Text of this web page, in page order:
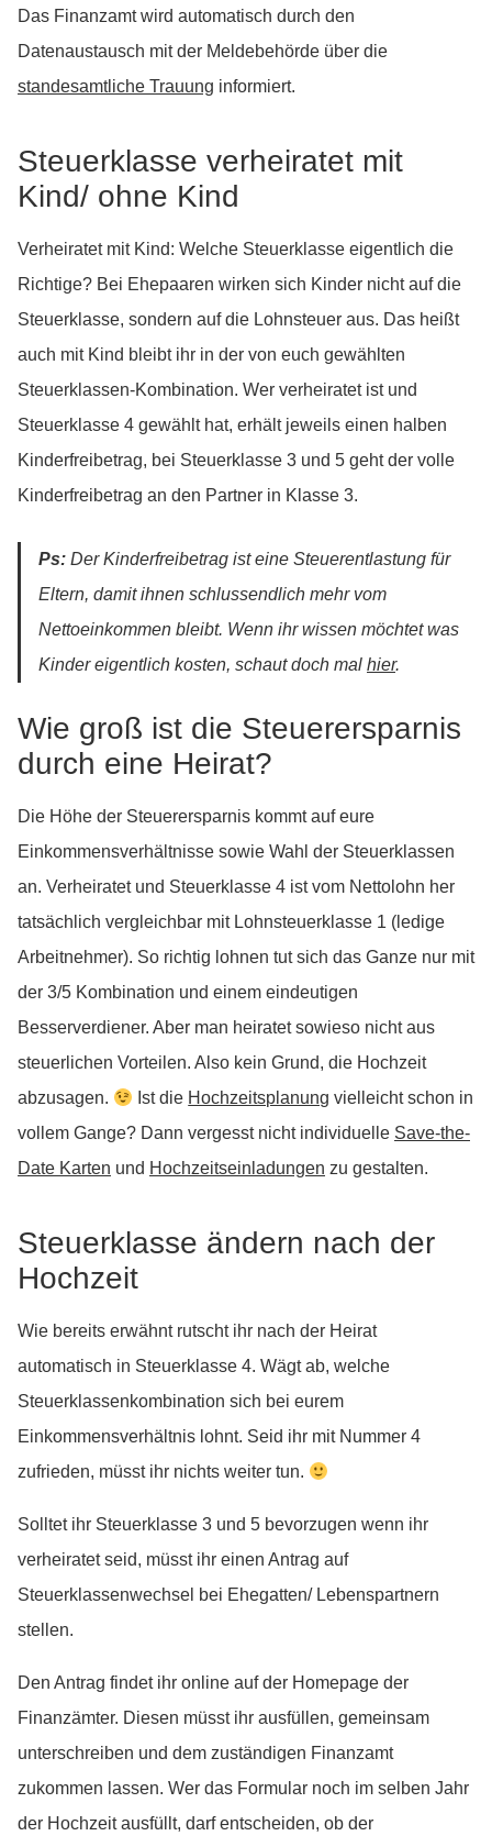
Das Finanzamt wird automatisch durch den
Datenaustausch mit der Meldebehörde über die
standesamtliche Trauung informiert.
Steuerklasse verheiratet mit
Kind/ ohne Kind
Verheiratet mit Kind: Welche Steuerklasse eigentlich die
Richtige? Bei Ehepaaren wirken sich Kinder nicht auf die
Steuerklasse, sondern auf die Lohnsteuer aus. Das heißt
auch mit Kind bleibt ihr in der von euch gewählten
Steuerklassen-Kombination. Wer verheiratet ist und
Steuerklasse 4 gewählt hat, erhält jeweils einen halben
Kinderfreibetrag, bei Steuerklasse 3 und 5 geht der volle
Kinderfreibetrag an den Partner in Klasse 3.
Ps: Der Kinderfreibetrag ist eine Steuerentlastung für
Eltern, damit ihnen schlussendlich mehr vom
Nettoeinkommen bleibt. Wenn ihr wissen möchtet was
Kinder eigentlich kosten, schaut doch mal hier.
Wie groß ist die Steuerersparnis
durch eine Heirat?
Die Höhe der Steuerersparnis kommt auf eure
Einkommensverhältnisse sowie Wahl der Steuerklassen
an. Verheiratet und Steuerklasse 4 ist vom Nettolohn her
tatsächlich vergleichbar mit Lohnsteuerklasse 1 (ledige
Arbeitnehmer). So richtig lohnen tut sich das Ganze nur mit
der 3/5 Kombination und einem eindeutigen
Besserverdiener. Aber man heiratet sowieso nicht aus
steuerlichen Vorteilen. Also kein Grund, die Hochzeit
abzusagen.
Ist die Hochzeitsplanung vielleicht schon in
vollem Gange? Dann vergesst nicht individuelle Save-the-
Date Karten und Hochzeitseinladungen zu gestalten.
Steuerklasse ändern nach der
Hochzeit
Wie bereits erwähnt rutscht ihr nach der Heirat
automatisch in Steuerklasse 4. Wägt ab, welche
Steuerklassenkombination sich bei eurem
Einkommensverhältnis lohnt. Seid ihr mit Nummer 4
zufrieden, müsst ihr nichts weiter tun.
Solltet ihr Steuerklasse 3 und 5 bevorzugen wenn ihr
verheiratet seid, müsst ihr einen Antrag auf
Steuerklassenwechsel bei Ehegatten/ Lebenspartnern
stellen.
Den Antrag findet ihr online auf der Homepage der
Finanzämter. Diesen müsst ihr ausfüllen, gemeinsam
unterschreiben und dem zuständigen Finanzamt
zukommen lassen. Wer das Formular noch im selben Jahr
der Hochzeit ausfüllt, darf entscheiden, ob der